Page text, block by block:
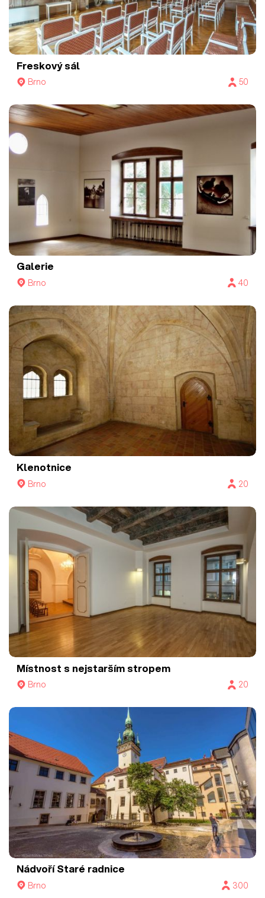
Freskový sál
Brno 50
Galerie
Brno 40
Klenotnice
Brno 20
Místnost s nejstarším stropem
Brno 20
Nádvoří Staré radnice
Brno 300